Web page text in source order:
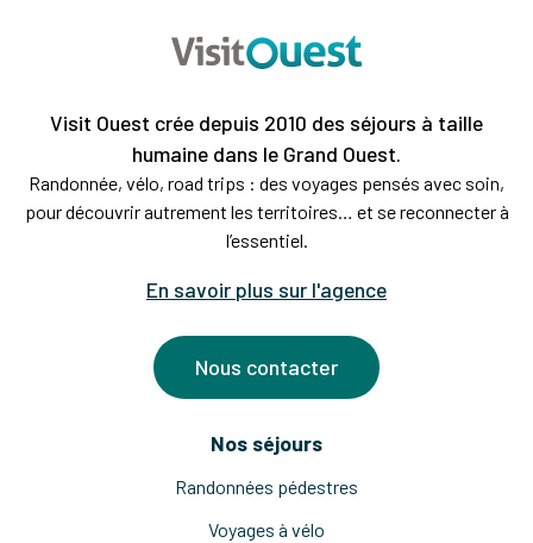
Visit Ouest crée depuis 2010 des séjours à taille
humaine dans le Grand Ouest.
Randonnée, vélo, road trips : des voyages pensés avec soin,
pour découvrir autrement les territoires… et se reconnecter à
l’essentiel.
En savoir plus sur l'agence
Nous contacter
Nos séjours
Randonnées pédestres
Voyages à vélo